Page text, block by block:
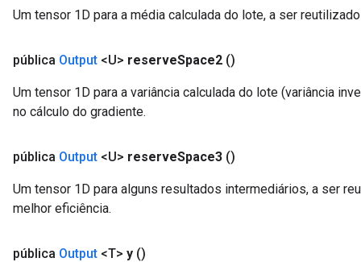
Um tensor 1D para a média calculada do lote, a ser
pública Output <U> reserveSpace2 ()
Um tensor 1D para a variância calculada do lote (variância
no cálculo do gradiente.
pública Output <U> reserveSpace3 ()
Um tensor 1D para alguns resultados intermediários, a ser
melhor eficiência.
pública Output <T> y ()